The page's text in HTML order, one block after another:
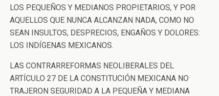
LOS PEQUEÑOS Y MEDIANOS PROPIETARIOS, Y POR
AQUELLOS QUE NUNCA ALCANZAN NADA, COMO NO
SEAN INSULTOS, DESPRECIOS, ENGAÑOS Y DOLORES:
LOS INDÍGENAS MEXICANOS.
LAS CONTRARREFORMAS NEOLIBERALES DEL
ARTÍCULO 27 DE LA CONSTITUCIÓN MEXICANA NO
TRAJERON SEGURIDAD A LA PEQUEÑA Y MEDIANA